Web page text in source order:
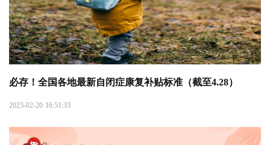
必存！全国各地最新自闭症康复补贴标准（截至4.28）
2023-02-20 16:51:33